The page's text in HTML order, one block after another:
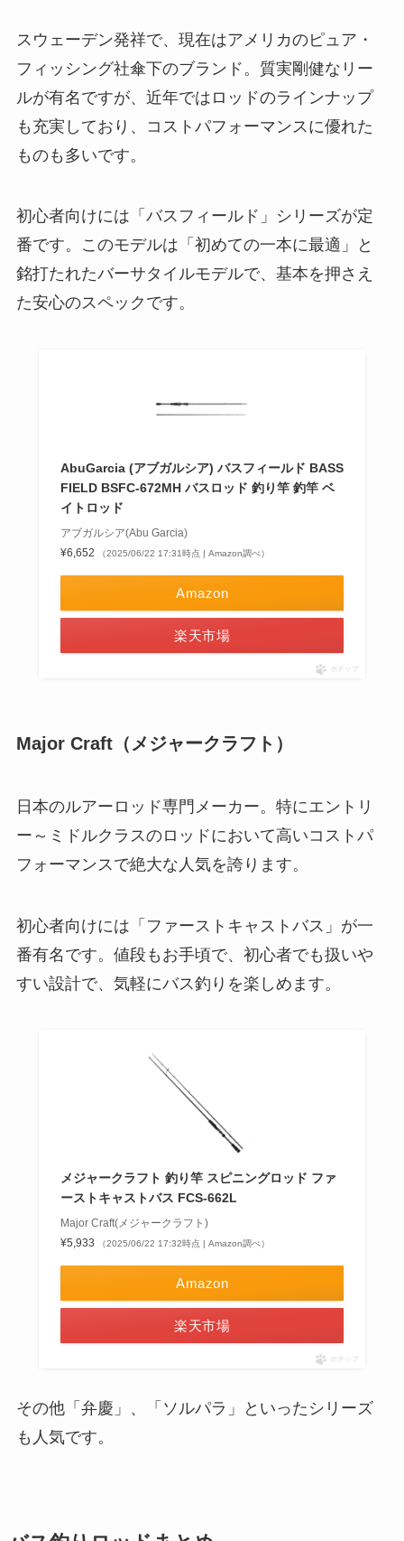
スウェーデン発祥で、現在はアメリカのピュア・
フィッシング社傘下のブランド。質実剛健なリー
ルが有名ですが、近年ではロッドのラインナップ
も充実しており、コストパフォーマンスに優れた
ものも多いです。
初心者向けには「バスフィールド」シリーズが定
番です。このモデルは「初めての一本に最適」と
銘打たれたバーサタイルモデルで、基本を押さえ
た安心のスペックです。
AbuGarcia (アブガルシア) バスフィールド BASS
FIELD BSFC-672MH バスロッド 釣り竿 釣竿 ベ
イトロッド
アブガルシア(Abu Garcia)
¥6,652
（2025/06/22 17:31時点 | Amazon調べ）
Amazon
楽天市場
ポチップ
Major Craft（メジャークラフト）
日本のルアーロッド専門メーカー。特にエントリ
ー～ミドルクラスのロッドにおいて高いコストパ
フォーマンスで絶大な人気を誇ります。
初心者向けには「ファーストキャストバス」が一
番有名です。値段もお手頃で、初心者でも扱いや
すい設計で、気軽にバス釣りを楽しめます。
メジャークラフト 釣り竿 スピニングロッド ファ
ーストキャストバス FCS-662L
Major Craft(メジャークラフト)
¥5,933
（2025/06/22 17:32時点 | Amazon調べ）
Amazon
楽天市場
ポチップ
その他「弁慶」、「ソルパラ」といったシリーズ
も人気です。